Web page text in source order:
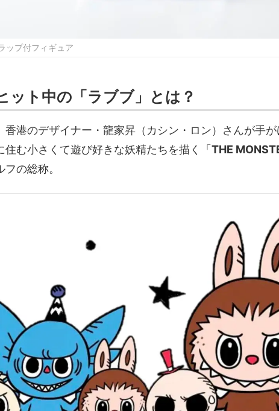
ップ付フィギュア
ット中の「ラブブ」とは？
香港のデザイナー・龍家昇（カシン・ロン）さんが手
住む小さくて遊び好きな妖精たちを描く「THE
の総称。